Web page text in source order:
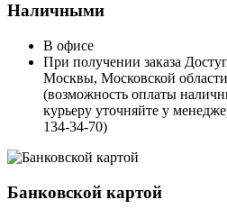
Наличными
В офисе
При получении заказа
Москвы, Московской
(возможность оплаты
курьеру уточняйте у
134-34-70)
Банковской картой